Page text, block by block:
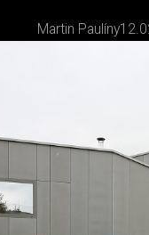
Martin Paulíny